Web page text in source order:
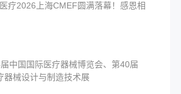
疗2026上海CMEF圆满落幕！感恩相
届中国国际医疗器械博览会、第40届
器械设计与制造技术展